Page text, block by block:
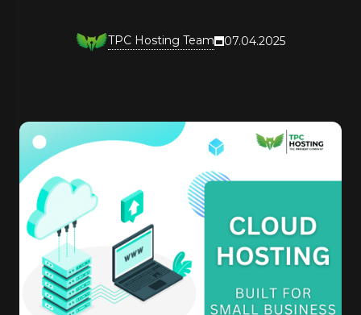
TPC Hosting Team 07.04.2025